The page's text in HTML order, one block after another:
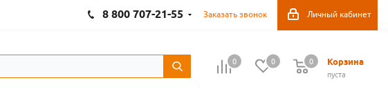
Личный кабинет
8 800 707-21-55 Заказать звонок
0 0 Корзина
пуста
0